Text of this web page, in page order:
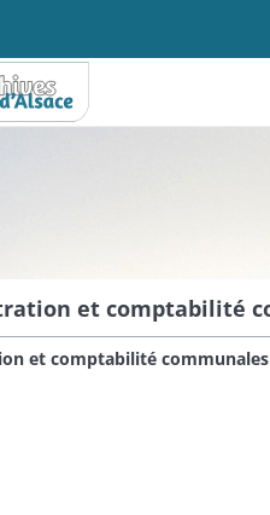
- Colmar
et comptabilité communales